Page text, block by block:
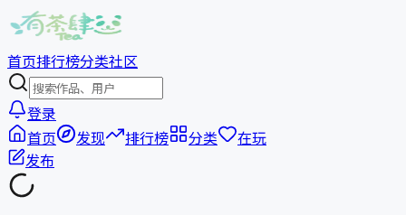
首页排行榜分类社区
登录
首页
发现 排行榜 分类
在玩
发布